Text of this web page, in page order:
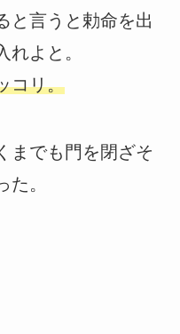
と言うと勅命を出
れよと。
コリ。
までも門を閉ざそ
。